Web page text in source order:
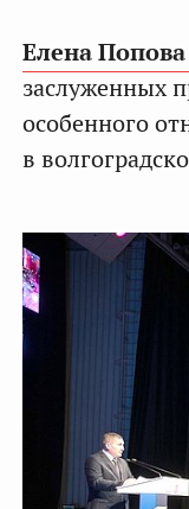
Елена Попова
заслуженных
особенного
в